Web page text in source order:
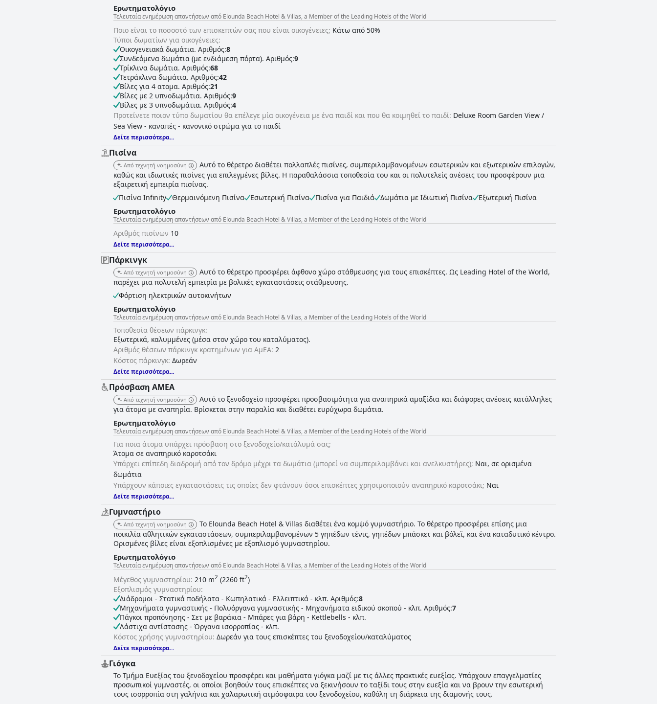
Ερωτηματολόγιο
Τελευταία ενημέρωση απαντήσεων από Elounda Beach Hotel & Villas, a Member of the Leading Hotels of the World
Ποιο είναι το ποσοστό των επισκεπτών σας που είναι οικογένειες; Κάτω από 50%
Τύποι δωματίων για οικογένειες:
Οικογενειακά δωμάτια. Αριθμός:8
Συνδεόμενα δωμάτια (με ενδιάμεση πόρτα). Αριθμός:9
Τρίκλινα δωμάτια. Αριθμός:68
Τετράκλινα δωμάτια. Αριθμός:42
Βίλες για 4 ατομα. Αριθμός:21
Βίλες με 2 υπνοδωμάτια. Αριθμός:9
Βίλες με 3 υπνοδωμάτια. Αριθμός:4
Προτείνετε ποιον τύπο δωματίου θα επέλεγε μία οικογένεια με ένα παιδί και που θα κοιμηθεί το παιδί: Deluxe Room Garden View /
Sea View - καναπές - κανονικό στρώμα για το παιδί
Δείτε περισσότερα...
Πισίνα
Από τεχνητή νοημοσύνη
Αυτό το θέρετρο διαθέτει πολλαπλές πισίνες, συμπεριλαμβανομένων εσωτερικών και εξωτερικών επιλογών,
καθώς και ιδιωτικές πισίνες για επιλεγμένες βίλες. Η παραθαλάσσια τοποθεσία του και οι πολυτελείς ανέσεις του προσφέρουν μια
εξαιρετική εμπειρία πισίνας.
Πισίνα Infinity
Θερμαινόμενη Πισίνα Εσωτερική Πισίνα Πισίνα για Παιδιά Δωμάτια με Ιδιωτική Πισίνα Εξωτερική Πισίνα
Ερωτηματολόγιο
Τελευταία ενημέρωση απαντήσεων από Elounda Beach Hotel & Villas, a Member of the Leading Hotels of the World
Αριθμός πισίνων 10
Δείτε περισσότερα...
Πάρκινγκ
Από τεχνητή νοημοσύνη
Αυτό το θέρετρο προσφέρει άφθονο χώρο στάθμευσης για τους επισκέπτες. Ως Leading Hotel of the World,
παρέχει μια πολυτελή εμπειρία με βολικές εγκαταστάσεις στάθμευσης.
Φόρτιση ηλεκτρικών αυτοκινήτων
Ερωτηματολόγιο
Τελευταία ενημέρωση απαντήσεων από Elounda Beach Hotel & Villas, a Member of the Leading Hotels of the World
Τοποθεσία θέσεων πάρκινγκ:
Εξωτερικά, καλυμμένες (μέσα στον χώρο του καταλύματος).
Αριθμός θέσεων πάρκινγκ κρατημένων για ΑμΕΑ: 2
Κόστος πάρκινγκ: Δωρεάν
Δείτε περισσότερα...
Πρόσβαση ΑΜΕΑ
Από τεχνητή νοημοσύνη
Αυτό το ξενοδοχείο προσφέρει προσβασιμότητα για αναπηρικά αμαξίδια και διάφορες ανέσεις κατάλληλες
για άτομα με αναπηρία. Βρίσκεται στην παραλία και διαθέτει ευρύχωρα δωμάτια.
Ερωτηματολόγιο
Τελευταία ενημέρωση απαντήσεων από Elounda Beach Hotel & Villas, a Member of the Leading Hotels of the World
Για ποια άτομα υπάρχει πρόσβαση στο ξενοδοχείο/κατάλυμά σας;
Άτομα σε αναπηρικό καροτσάκι
Υπάρχει επίπεδη διαδρομή από τον δρόμο μέχρι τα δωμάτια (μπορεί να συμπεριλαμβάνει και ανελκυστήρες); Ναι, σε ορισμένα
δωμάτια
Υπάρχουν κάποιες εγκαταστάσεις τις οποίες δεν φτάνουν όσοι επισκέπτες χρησιμοποιούν αναπηρικό καροτσάκι; Ναι
Δείτε περισσότερα...
Γυμναστήριο
Από τεχνητή νοημοσύνη
Το Elounda Beach Hotel & Villas διαθέτει ένα κομψό γυμναστήριο. Το θέρετρο προσφέρει επίσης μια
ποικιλία αθλητικών εγκαταστάσεων, συμπεριλαμβανομένων 5 γηπέδων τένις, γηπέδων μπάσκετ και βόλεϊ, και ένα καταδυτικό κέντρο.
Ορισμένες βίλες είναι εξοπλισμένες με εξοπλισμό γυμναστηρίου.
Ερωτηματολόγιο
Τελευταία ενημέρωση απαντήσεων από Elounda Beach Hotel & Villas, a Member of the Leading Hotels of the World
Μέγεθος γυμναστηρίου: 210 m2 (2260 ft2)
Εξοπλισμός γυμναστηρίου:
Διάδρομοι - Στατικά ποδήλατα - Κωπηλατικά - Ελλειπτικά - κλπ. Αριθμός:8
Μηχανήματα γυμναστικής - Πολυόργανα γυμναστικής - Μηχανήματα ειδικού σκοπού - κλπ. Αριθμός:7
Πάγκοι προπόνησης - Σετ με βαράκια - Μπάρες για βάρη - Kettlebells - κλπ.
Λάστιχα αντίστασης - Όργανα ισορροπίας - κλπ.
Κόστος χρήσης γυμναστηρίου: Δωρεάν για τους επισκέπτες του ξενοδοχείου/καταλύματος
Δείτε περισσότερα...
Γιόγκα
Το Τμήμα Ευεξίας του ξενοδοχείου προσφέρει και μαθήματα γιόγκα μαζί με τις άλλες πρακτικές ευεξίας. Υπάρχουν επαγγελματίες
προσωπικοί γυμναστές, οι οποίοι βοηθούν τους επισκέπτες να ξεκινήσουν το ταξίδι τους στην ευεξία και να βρουν την εσωτερική
τους ισορροπία στη γαλήνια και χαλαρωτική ατμόσφαιρα του ξενοδοχείου, καθόλη τη διάρκεια της διαμονής τους.